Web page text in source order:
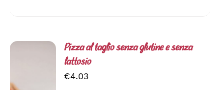
Pizza al taglio senza glutine e senza
lattosio
€4.03